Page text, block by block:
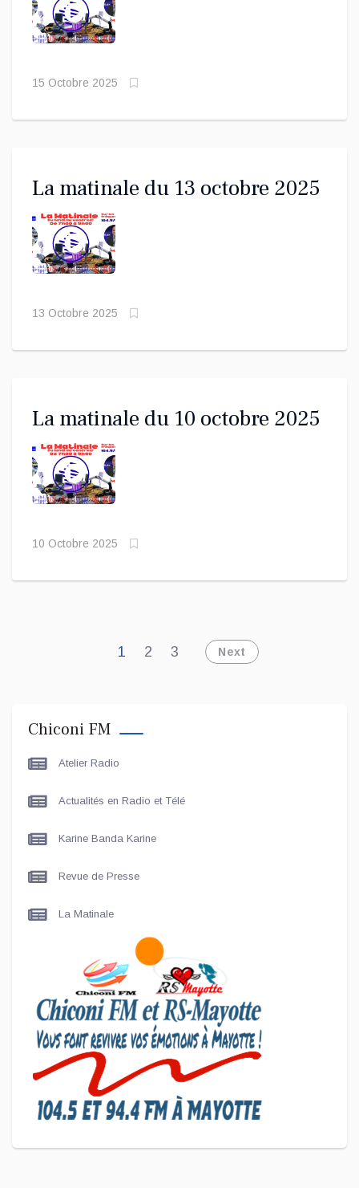
15 Octobre 2025
La matinale du 13 octobre 2025
13 Octobre 2025
La matinale du 10 octobre 2025
10 Octobre 2025
1 2 3 Next
Chiconi FM
Atelier Radio
Actualités en Radio et Télé
Karine Banda Karine
Revue de Presse
La Matinale